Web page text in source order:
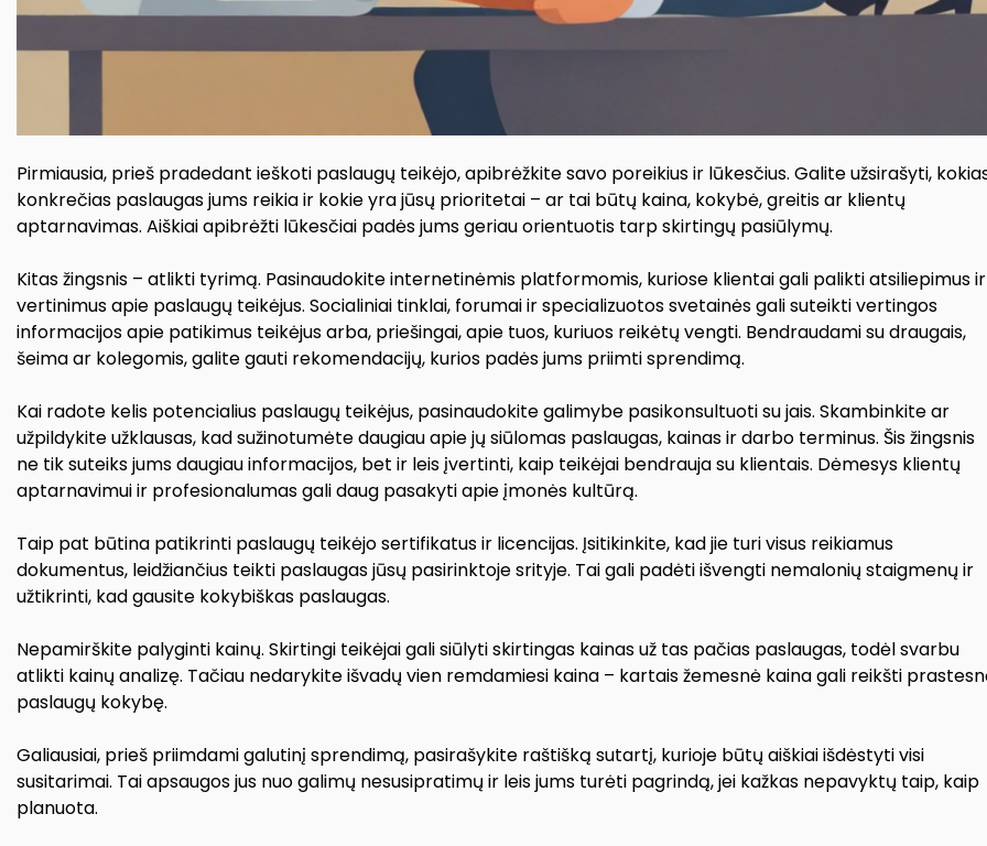
Pirmiausia, prieš pradedant ieškoti paslaugų teikėjo, apibrėžkite savo poreikius ir lūkesčius. Galite užsirašyti,
konkrečias paslaugas jums reikia ir kokie yra jūsų prioritetai – ar tai būtų kaina, kokybė, greitis ar klientų
aptarnavimas. Aiškiai apibrėžti lūkesčiai padės jums geriau orientuotis tarp skirtingų pasiūlymų.
Kitas žingsnis – atlikti tyrimą. Pasinaudokite internetinėmis platformomis, kuriose klientai gali palikti atsiliepimus ir
vertinimus apie paslaugų teikėjus. Socialiniai tinklai, forumai ir specializuotos svetainės gali suteikti vertingos
informacijos apie patikimus teikėjus arba, priešingai, apie tuos, kuriuos reikėtų vengti. Bendraudami su draugais,
šeima ar kolegomis, galite gauti rekomendacijų, kurios padės jums priimti sprendimą.
Kai radote kelis potencialius paslaugų teikėjus, pasinaudokite galimybe pasikonsultuoti su jais. Skambinkite ar
užpildykite užklausas, kad sužinotumėte daugiau apie jų siūlomas paslaugas, kainas ir darbo terminus. Šis žingsnis
ne tik suteiks jums daugiau informacijos, bet ir leis įvertinti, kaip teikėjai bendrauja su klientais. Dėmesys klientų
aptarnavimui ir profesionalumas gali daug pasakyti apie įmonės kultūrą.
Taip pat būtina patikrinti paslaugų teikėjo sertifikatus ir licencijas. Įsitikinkite, kad jie turi visus reikiamus
dokumentus, leidžiančius teikti paslaugas jūsų pasirinktoje srityje. Tai gali padėti išvengti nemalonių staigmenų ir
užtikrinti, kad gausite kokybiškas paslaugas.
Nepamirškite palyginti kainų. Skirtingi teikėjai gali siūlyti skirtingas kainas už tas pačias paslaugas, todėl svarbu
atlikti kainų analizę. Tačiau nedarykite išvadų vien remdamiesi kaina – kartais žemesnė kaina gali reikšti
paslaugų kokybę.
Galiausiai, prieš priimdami galutinį sprendimą, pasirašykite raštišką sutartį, kurioje būtų aiškiai išdėstyti visi
susitarimai. Tai apsaugos jus nuo galimų nesusipratimų ir leis jums turėti pagrindą, jei kažkas nepavyktų taip, kaip
planuota.